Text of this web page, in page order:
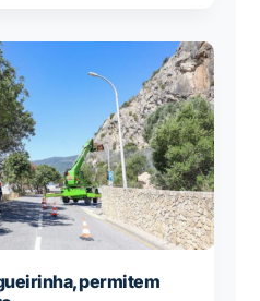
permitem